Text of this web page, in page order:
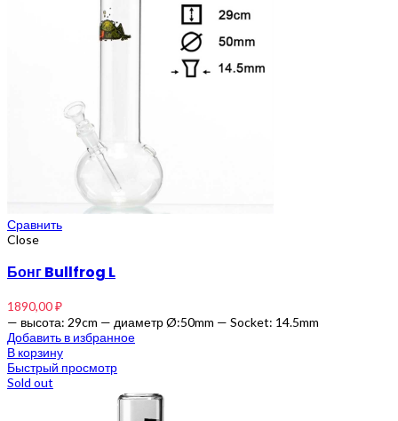
Сравнить
Close
Бонг Bullfrog L
1890,00₽
— высота: 29cm — диаметр Ø:50mm — Socket: 14.5mm
Добавить в избранное
В корзину
Быстрый просмотр
Sold out